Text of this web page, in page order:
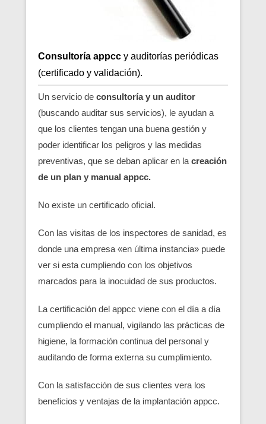
Consultoría appcc y auditorías periódicas
(certificado y validación).
Un servicio de consultoría y un auditor
(buscando auditar sus servicios), le ayudan a
que los clientes tengan una buena gestión y
poder identificar los peligros y las medidas
preventivas, que se deban aplicar en la creación
de un plan y manual appcc.
No existe un certificado oficial.
Con las visitas de los inspectores de sanidad, es
donde una empresa «en última instancia» puede
ver si esta cumpliendo con los objetivos
marcados para la inocuidad de sus productos.
La certificación del appcc viene con el día a día
cumpliendo el manual, vigilando las prácticas de
higiene, la formación continua del personal y
auditando de forma externa su cumplimiento.
Con la satisfacción de sus clientes vera los
beneficios y ventajas de la implantación appcc.